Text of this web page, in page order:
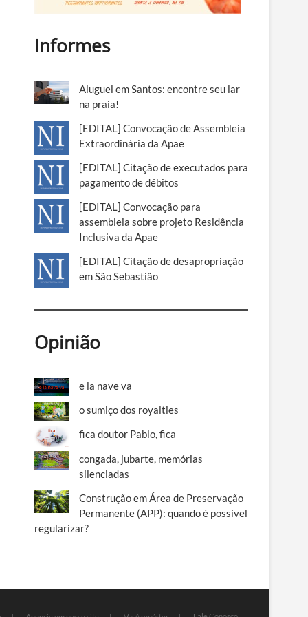
Informes
Aluguel em Santos: encontre seu lar
na praia!
[EDITAL] Convocação de Assembleia
Extraordinária da Apae
[EDITAL] Citação de executados para
pagamento de débitos
[EDITAL] Convocação para
assembleia sobre projeto Residência
Inclusiva da Apae
[EDITAL] Citação de desapropriação
em São Sebastião
Opinião
e la nave va
o sumiço dos royalties
fica doutor Pablo, fica
congada, jubarte, memórias
silenciadas
Construção em Área de Preservação
Permanente (APP): quando é possível
regularizar?